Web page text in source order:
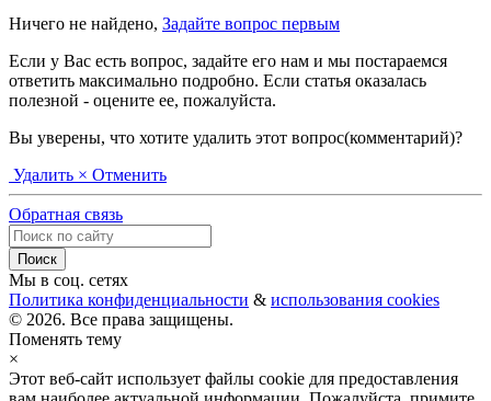
Ничего не найдено, Задайте вопрос первым
Если у Вас есть вопрос, задайте его нам и мы постараемся
ответить максимально подробно. Если статья оказалась
полезной - оцените ее, пожалуйста.
Вы уверены, что хотите удалить этот вопрос(комментарий)?
Удалить × Отменить
Обратная связь
Мы в соц. сетях
Политика конфиденциальности & использования cookies
© 2026. Все права защищены.
Поменять тему
×
Этот веб-сайт использует файлы cookie для предоставления